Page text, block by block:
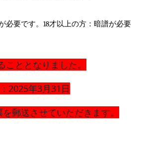
必要です。 18才以上の方：暗譜が必要
ととなりました。
2025年3月31日
郵送させていただきます。